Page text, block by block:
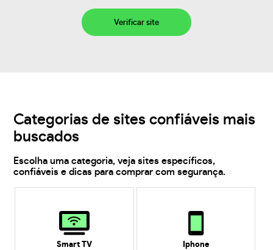
Verificar site
Categorias de sites confiáveis mais
buscados
Escolha uma categoria, veja sites específicos,
confiáveis e dicas para comprar com segurança.
Smart TV Iphone